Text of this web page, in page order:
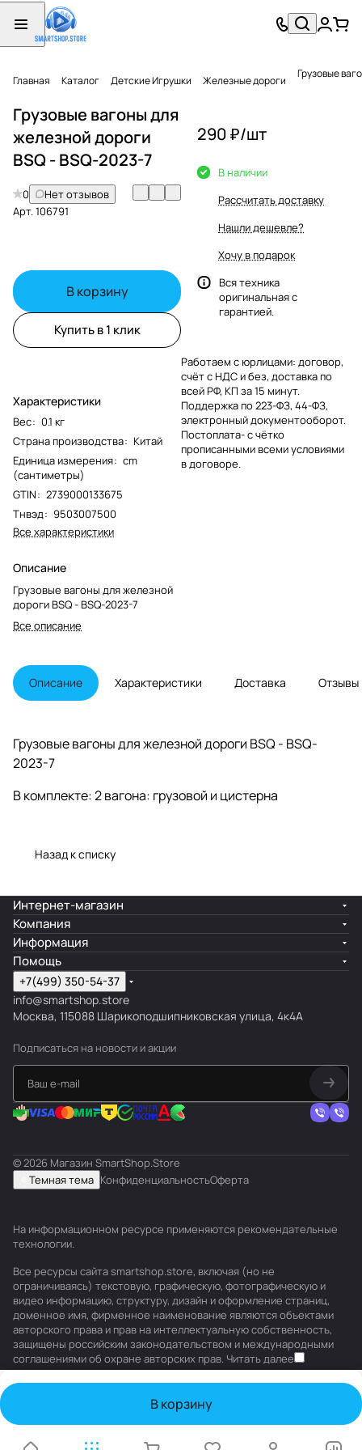
Главная Каталог Детские Игрушки Железные дороги Грузовые
Грузовые вагоны для
железной дороги
BSQ - BSQ-2023-7
0
Нет отзывов
Арт.106791
В корзину
Купить в 1 клик
Характеристики
Вес: 0.1 кг
Страна производства: Китай
Единица измерения: cm
(сантиметры)
GTIN: 2739000133675
Тнвэд: 9503007500
Все характеристики
Описание
Грузовые вагоны для железной
дороги BSQ - BSQ-2023-7
Все описание
290 ₽/шт
В наличии
Рассчитать доставку
Нашли дешевле?
Хочу в подарок
Вся техника
оригинальная с
гарантией.
Работаем с юрлицами: договор,
счёт с НДС и без, доставка по
всей РФ, КП за 15 минут.
Поддержка по 223-ФЗ, 44-ФЗ,
электронный документооборот.
Постоплата- с чётко
прописанными всеми условиями
в договоре.
Описание Характеристики Доставка Отзывы
Грузовые вагоны для железной дороги BSQ - BSQ-
2023-7
В комплекте: 2 вагона: грузовой и цистерна
Назад к списку
В корзину
Интернет-магазин
Компания
Информация
Помощь
+7(499) 350-54-37
info@smartshop.store
Москва, 115088 Шарикоподшипниковская улица, 4к4А
Подписаться на новости и акции
© 2026 Магазин SmartShop.Store
Темная тема КонфиденциальностьОферта
На информационном ресурсе применяются рекомендательные
технологии.
Все ресурсы сайта smartshop.store, включая (но не
ограничиваясь) текстовую, графическую, фотографическую и
видео информацию, структуру, дизайн и оформление страниц,
доменное имя, фирменное наименование являются объектами
авторского права и прав на интеллектуальную собственность,
защищены российским законодательством и международными
соглашениями об охране авторских прав. Читать далее